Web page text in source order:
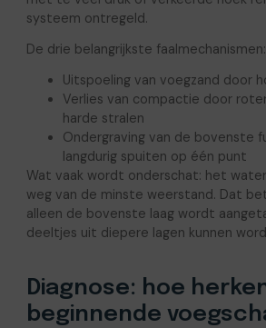
systeem ontregeld.
De drie belangrijkste faalmechanismen:
Uitspoeling van voegzand door
Verlies van compactie door
harde stralen
Ondergraving van de bovenste
langdurig spuiten op één punt
Wat vaak wordt onderschat: het
weg van de minste weerstand. Dat
alleen de bovenste laag wordt
deeltjes uit diepere lagen kunnen
Diagnose: hoe
beginnende